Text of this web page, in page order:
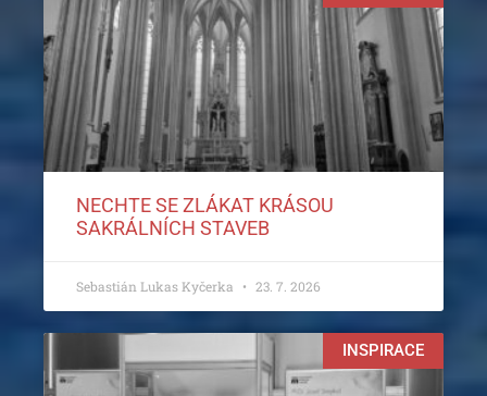
NECHTE SE ZLÁKAT KRÁSOU
SAKRÁLNÍCH STAVEB
Sebastián Lukas Kyčerka 23. 7. 2026
INSPIRACE